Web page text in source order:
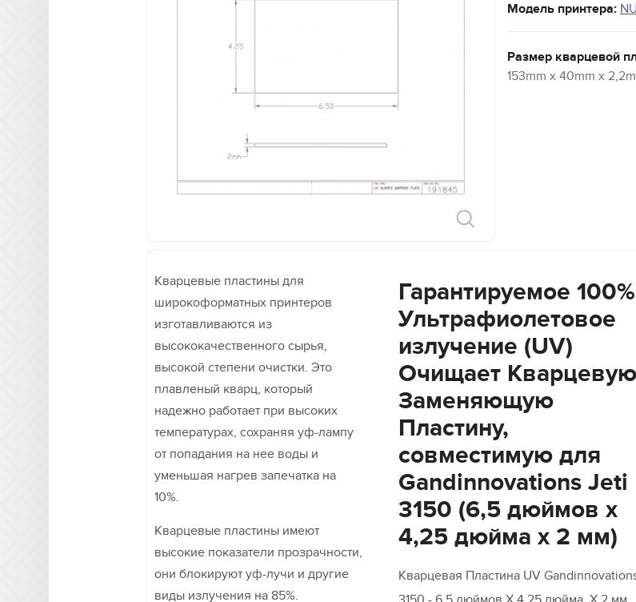
Модель принтера:
Размер кварцевой
153mm x 40mm
Кварцевые пластины для
широкоформатных принтеров
изготавливаются из
высококачественного сырья,
высокой степени очистки. Это
плавленый кварц, который
надежно работает при высоких
температурах, сохраняя уф-лампу
от попадания на нее воды и
уменьшая нагрев запечатка на
10%.
Кварцевые пластины имеют
высокие показатели прозрачности,
они блокируют уф-лучи и другие
виды излучения на 85%.
Гарантируемое
Ультрафиолетовое
излучение (UV)
Очищает Кварцевую
Заменяющую
Пластину,
совместимую для
Gandinnovations Jeti
3150 (6,5 дюймов x
4,25 дюйма x 2 мм)
Кварцевая Пластина UV